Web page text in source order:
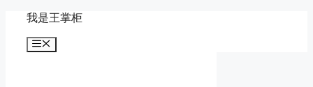
content
我是王掌柜
Menu